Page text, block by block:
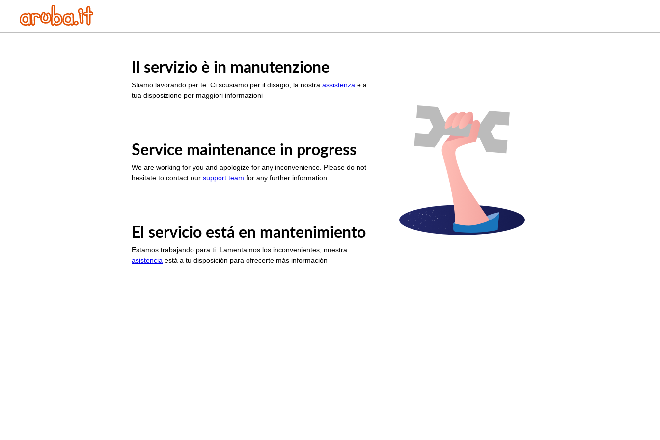
Il servizio è in manutenzione
Stiamo lavorando per te. Ci scusiamo per il disagio, la nostraassistenza è a
tua disposizione per maggiori informazioni
Service maintenance in progress
We are working for you and apologize for any inconvenience. Please do not
hesitate to contact oursupport team for any further information
El servicio está en mantenimiento
Estamos trabajando para ti. Lamentamos los inconvenientes, nuestra
asistencia está a tu disposición para ofrecerte más información